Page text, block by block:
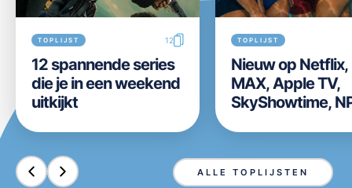
TOPLIJST 12
12 spannende series
die je in een weekend
uitkijkt
TOPLIJST
Nieuw op Netflix,
MAX, Apple TV,
SkyShowtime,
Video in week 31
2026
ALLE TOPLIJSTEN